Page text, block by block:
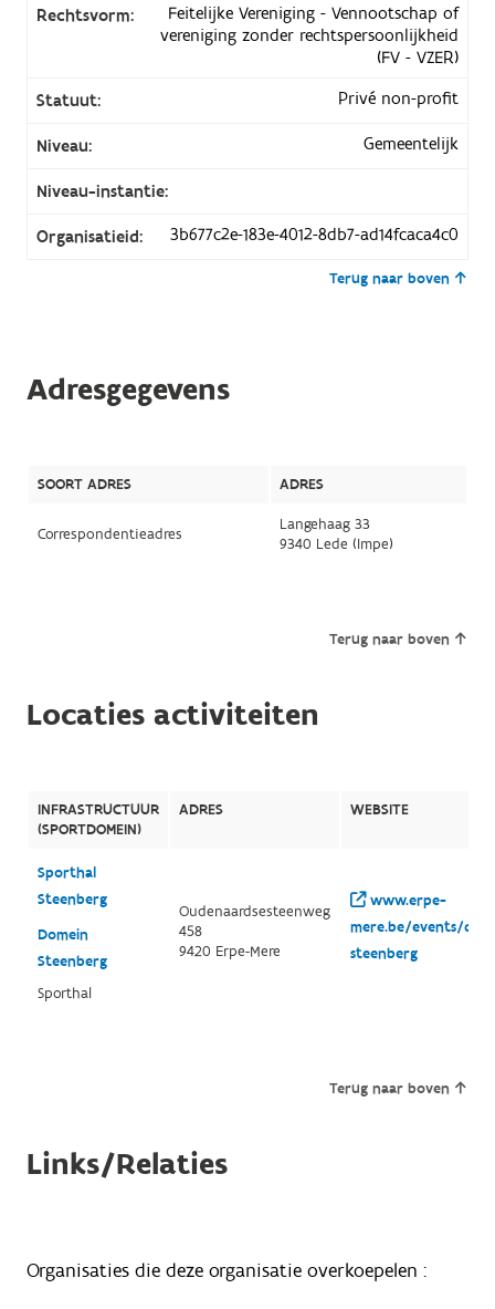
Rechtsvorm:
Feitelijke Vereniging - Vennootschap of
vereniging zonder rechtspersoonlijkheid
(FV - VZER)
Statuut:
Privé non-profit
Niveau: Gemeentelijk
Niveau-instantie:
Organisatieid: 3b677c2e-183e-4012-8db7-ad14fcaca4c0
Terug naar boven
Adresgegevens
SOORT ADRES ADRES
Correspondentieadres
Langehaag 33
9340 Lede (Impe)
Terug naar boven
Locaties activiteiten
INFRASTRUCTUUR
(SPORTDOMEIN)
ADRES WEBSITE
Sporthal
Steenberg
Domein
Steenberg
Sporthal
Oudenaardsesteenweg
458
9420 Erpe-Mere
www.erpe-
mere.be/events/
steenberg
Terug naar boven
Links/Relaties
Organisaties die deze organisatie overkoepelen :